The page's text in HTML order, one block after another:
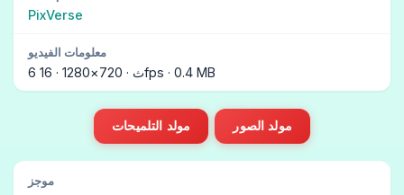
PixVerse
معلومات الفيديو
6 ث · 720×1280 · 16fps · 0.4 MB
مولد التلميحات مولد الصور
موجز